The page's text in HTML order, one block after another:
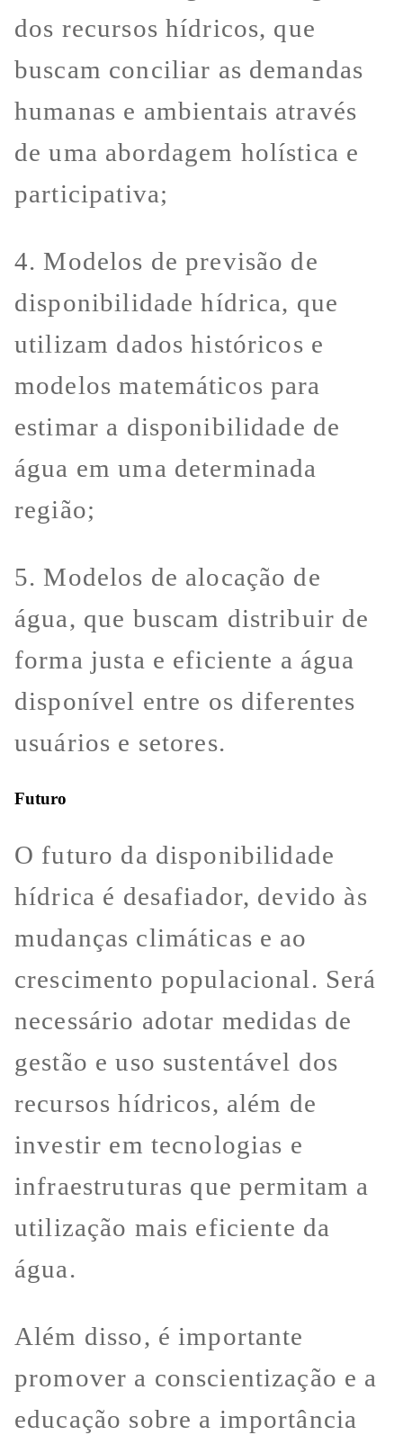
dos recursos hídricos, que
buscam conciliar as demandas
humanas e ambientais através
de uma abordagem holística e
participativa;
4. Modelos de previsão de
disponibilidade hídrica, que
utilizam dados históricos e
modelos matemáticos para
estimar a disponibilidade de
água em uma determinada
região;
5. Modelos de alocação de
água, que buscam distribuir de
forma justa e eficiente a água
disponível entre os diferentes
usuários e setores.
Futuro
O futuro da disponibilidade
hídrica é desafiador, devido às
mudanças climáticas e ao
crescimento populacional. Será
necessário adotar medidas de
gestão e uso sustentável dos
recursos hídricos, além de
investir em tecnologias e
infraestruturas que permitam a
utilização mais eficiente da
água.
Além disso, é importante
promover a conscientização e a
educação sobre a importância